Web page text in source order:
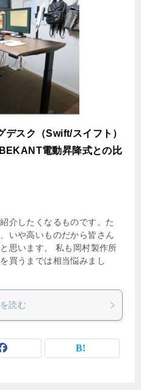
デスク（Swift/スイフト）
電動昇降式との比
介したくなるものです。た
いや高いものだから皆さん
思います。 私も岡村製作所
買うまでは相当悩みまし
読む